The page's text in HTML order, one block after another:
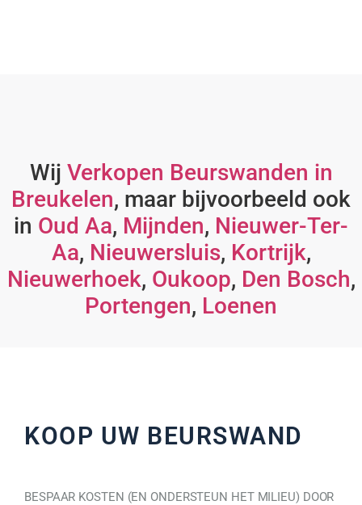
Wij Verkopen Beurswanden in
Breukelen, maar bijvoorbeeld ook
in Oud Aa, Mijnden, Nieuwer-Ter-
Aa, Nieuwersluis, Kortrijk,
Nieuwerhoek, Oukoop, Den Bosch,
Portengen, Loenen
KOOP UW BEURSWAND
BESPAAR KOSTEN (EN ONDERSTEUN HET MILIEU) DOOR